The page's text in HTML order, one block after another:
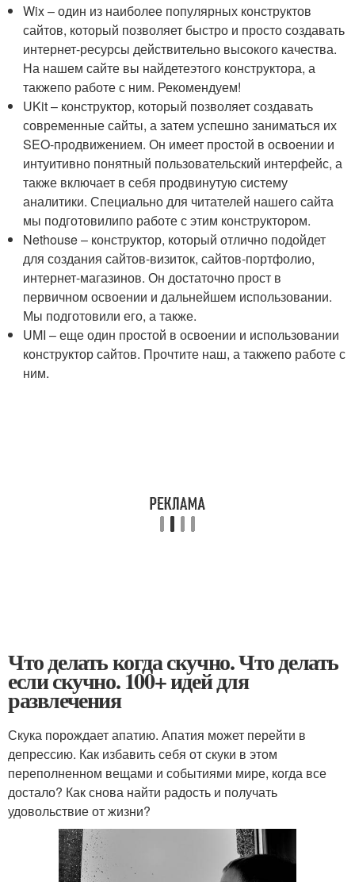
Wix – один из наиболее популярных конструктов
сайтов, который позволяет быстро и просто создавать
интернет-ресурсы действительно высокого качества.
На нашем сайте вы найдетеэтого конструктора, а
такжепо работе с ним. Рекомендуем!
UKit – конструктор, который позволяет создавать
современные сайты, а затем успешно заниматься их
SEO-продвижением. Он имеет простой в освоении и
интуитивно понятный пользовательский интерфейс, а
также включает в себя продвинутую систему
аналитики. Специально для читателей нашего сайта
мы подготовилипо работе с этим конструктором.
Nethouse – конструктор, который отлично подойдет
для создания сайтов-визиток, сайтов-портфолио,
интернет-магазинов. Он достаточно прост в
первичном освоении и дальнейшем использовании.
Мы подготовили его, а также.
UMI – еще один простой в освоении и использовании
конструктор сайтов. Прочтите наш, а такжепо работе с
ним.
Что делать когда скучно. Что делать
если скучно. 100+ идей для
развлечения
Скука порождает апатию. Апатия может перейти в
депрессию. Как избавить себя от скуки в этом
переполненном вещами и событиями мире, когда все
достало? Как снова найти радость и получать
удовольствие от жизни?